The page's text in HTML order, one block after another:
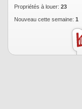
Propriétés à louer: 23
Nouveau cette semaine: 1